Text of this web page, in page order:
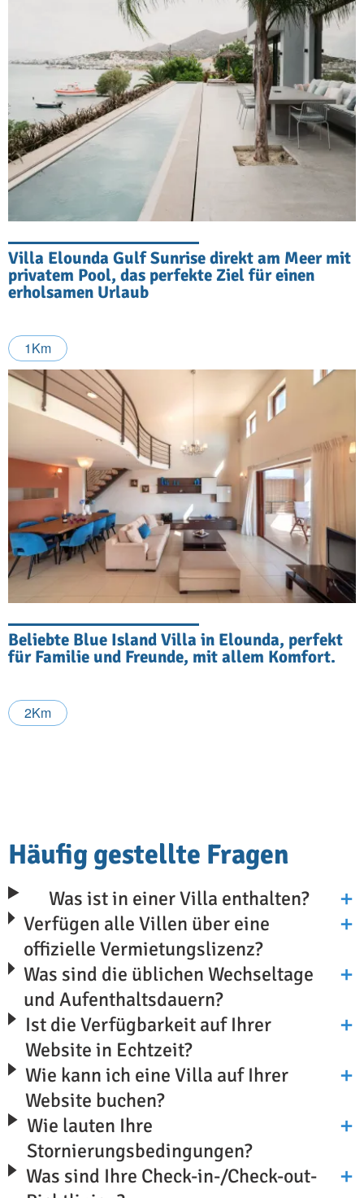
Villa Elounda Gulf Sunrise direkt am Meer mit
privatem Pool, das perfekte Ziel für einen
erholsamen Urlaub
1Km
Beliebte Blue Island Villa in Elounda, perfekt
für Familie und Freunde, mit allem Komfort.
2Km
Häufig gestellte Fragen
Was ist in einer Villa enthalten?
Verfügen alle Villen über eine
offizielle Vermietungslizenz?
Was sind die üblichen Wechseltage
und Aufenthaltsdauern?
Ist die Verfügbarkeit auf Ihrer
Website in Echtzeit?
Wie kann ich eine Villa auf Ihrer
Website buchen?
Wie lauten Ihre
Stornierungsbedingungen?
Was sind Ihre Check-in-/Check-out-